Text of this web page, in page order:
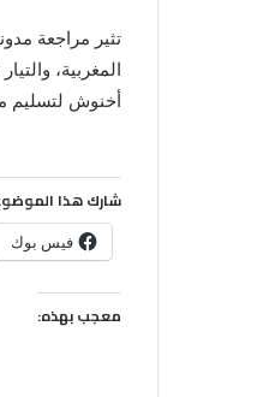
تثير مراجعة
المغربية،
أخنوش لتسليم
شارك هذا
فيس بوك
معجب بهذه: